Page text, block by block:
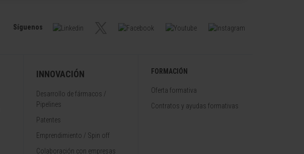
Síguenos
INNOVACIÓN
Desarrollo de fármacos /
Pipelines
Patentes
Emprendimiento / Spin off
Colaboración con empresas
FORMACIÓN
Oferta formativa
Contratos y ayudas formativas